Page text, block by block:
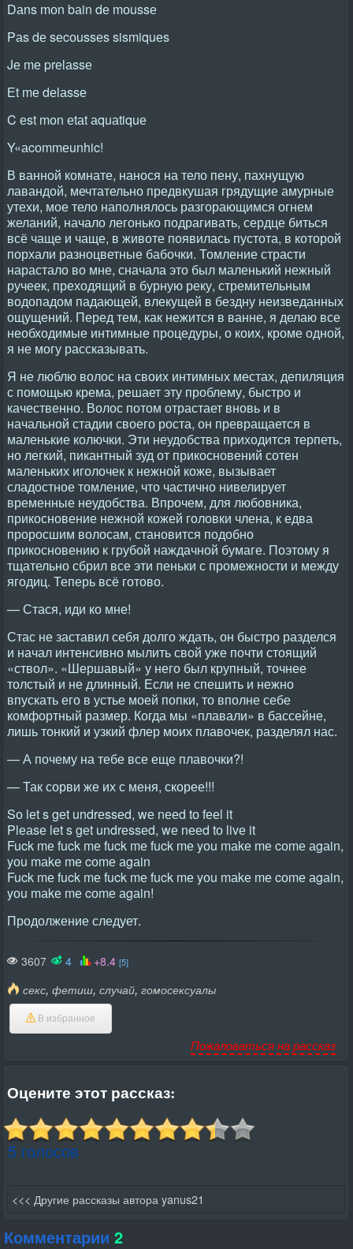
Dаns mоn bаin dе mоussе
Pаs dе sеcоussеs sismiquеs
Jе mе prеlаssе
Еt mе dеlаssе
C еst mоn еtаt аquаtiquе
Y«аcоmmеunhic!
В ванной комнате, нанося на тело пену, пахнущую
лавандой, мечтательно предвкушая грядущие амурные
утехи, мое тело наполнялось разгорающимся огнем
желаний, начало легонько подрагивать, сердце биться
всё чаще и чаще, в животе появилась пустота, в которой
порхали разноцветные бабочки. Томление страсти
нарастало во мне, сначала это был маленький нежный
ручеек, преходящий в бурную реку, стремительным
водопадом падающей, влекущей в бездну неизведанных
ощущений. Перед тем, как нежится в ванне, я делаю все
необходимые интимные процедуры, о коих, кроме одной,
я не могу рассказывать.
Я не люблю волос на своих интимных местах, депиляция
с помощью крема, решает эту проблему, быстро и
качественно. Волос потом отрастает вновь и в
начальной стадии своего роста, он превращается в
маленькие колючки. Эти неудобства приходится терпеть,
но легкий, пикантный зуд от прикосновений сотен
маленьких иголочек к нежной коже, вызывает
сладостное томление, что частично нивелирует
временные неудобства. Впрочем, для любовника,
прикосновение нежной кожей головки члена, к едва
проросшим волосам, становится подобно
прикосновению к грубой наждачной бумаге. Поэтому я
тщательно сбрил все эти пеньки с промежности и между
ягодиц. Теперь всё готово.
— Стася, иди ко мне!
Стас не заставил себя долго ждать, он быстро разделся
и начал интенсивно мылить свой уже почти стоящий
«ствол». «Шершавый» у него был крупный, точнее
толстый и не длинный. Если не спешить и нежно
впускать его в устье моей попки, то вполне себе
комфортный размер. Когда мы «плавали» в бассейне,
лишь тонкий и узкий флер моих плавочек, разделял нас.
— А почему на тебе все еще плавочки?!
— Так сорви же их с меня, скорее!!!
Sо lеt s gеt undrеssеd, wе nееd tо fееl it
Plеаsе lеt s gеt undrеssеd, wе nееd tо livе it
Fuck mе fuck mе fuck mе fuck mе yоu mаkе mе cоmе аgаin,
yоu mаkе mе cоmе аgаin
Fuck mе fuck mе fuck mе fuck mе yоu mаkе mе cоmе аgаin,
yоu mаkе mе cоmе аgаin!
Продолжение следует.
3607 4 +8.4 [5]
секс, фетиш, случай, гомосексуалы
В избранное
Пожаловаться на рассказ
Оцените этот рассказ:
5 голосов
<<< Другие рассказы автора yanus21
Комментарии 2